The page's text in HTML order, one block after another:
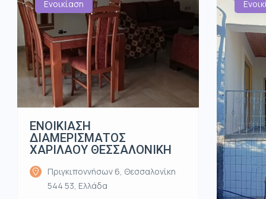
Ενοικίαση
ΕΝΟΙΚΙΑΣΗ
ΔΙΑΜΕΡΙΣΜΑΤΟΣ
ΧΑΡΙΛΑΟΥ ΘΕΣΣΑΛΟΝΙΚΗ
Πριγκιποννήσων 6, Θεσσαλονίκη
544 53, Ελλάδα